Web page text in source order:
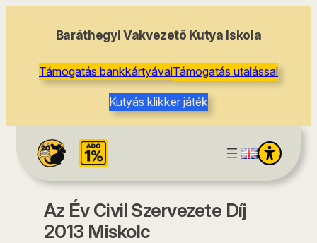
Baráthegyi Vakvezető Kutya Iskola
Támogatás bankkártyávalTámogatás utalással
Kutyás klikker játék
Az Év Civil Szervezete Díj
2013 Miskolc